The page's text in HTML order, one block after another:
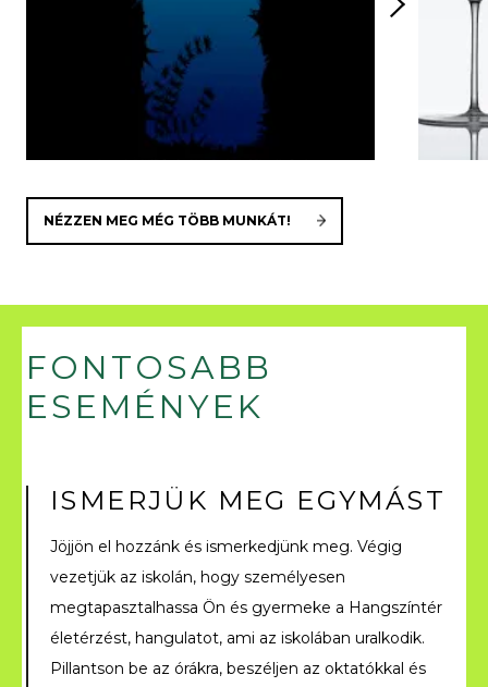
NÉZZEN MEG MÉG TÖBB MUNKÁT!
FONTOSABB
ESEMÉNYEK
ISMERJÜK MEG EGYMÁST
Jöjjön el hozzánk és ismerkedjünk meg. Végig
vezetjük az iskolán, hogy személyesen
megtapasztalhassa Ön és gyermeke a Hangszíntér
életérzést, hangulatot, ami az iskolában uralkodik.
Pillantson be az órákra, beszéljen az oktatókkal és